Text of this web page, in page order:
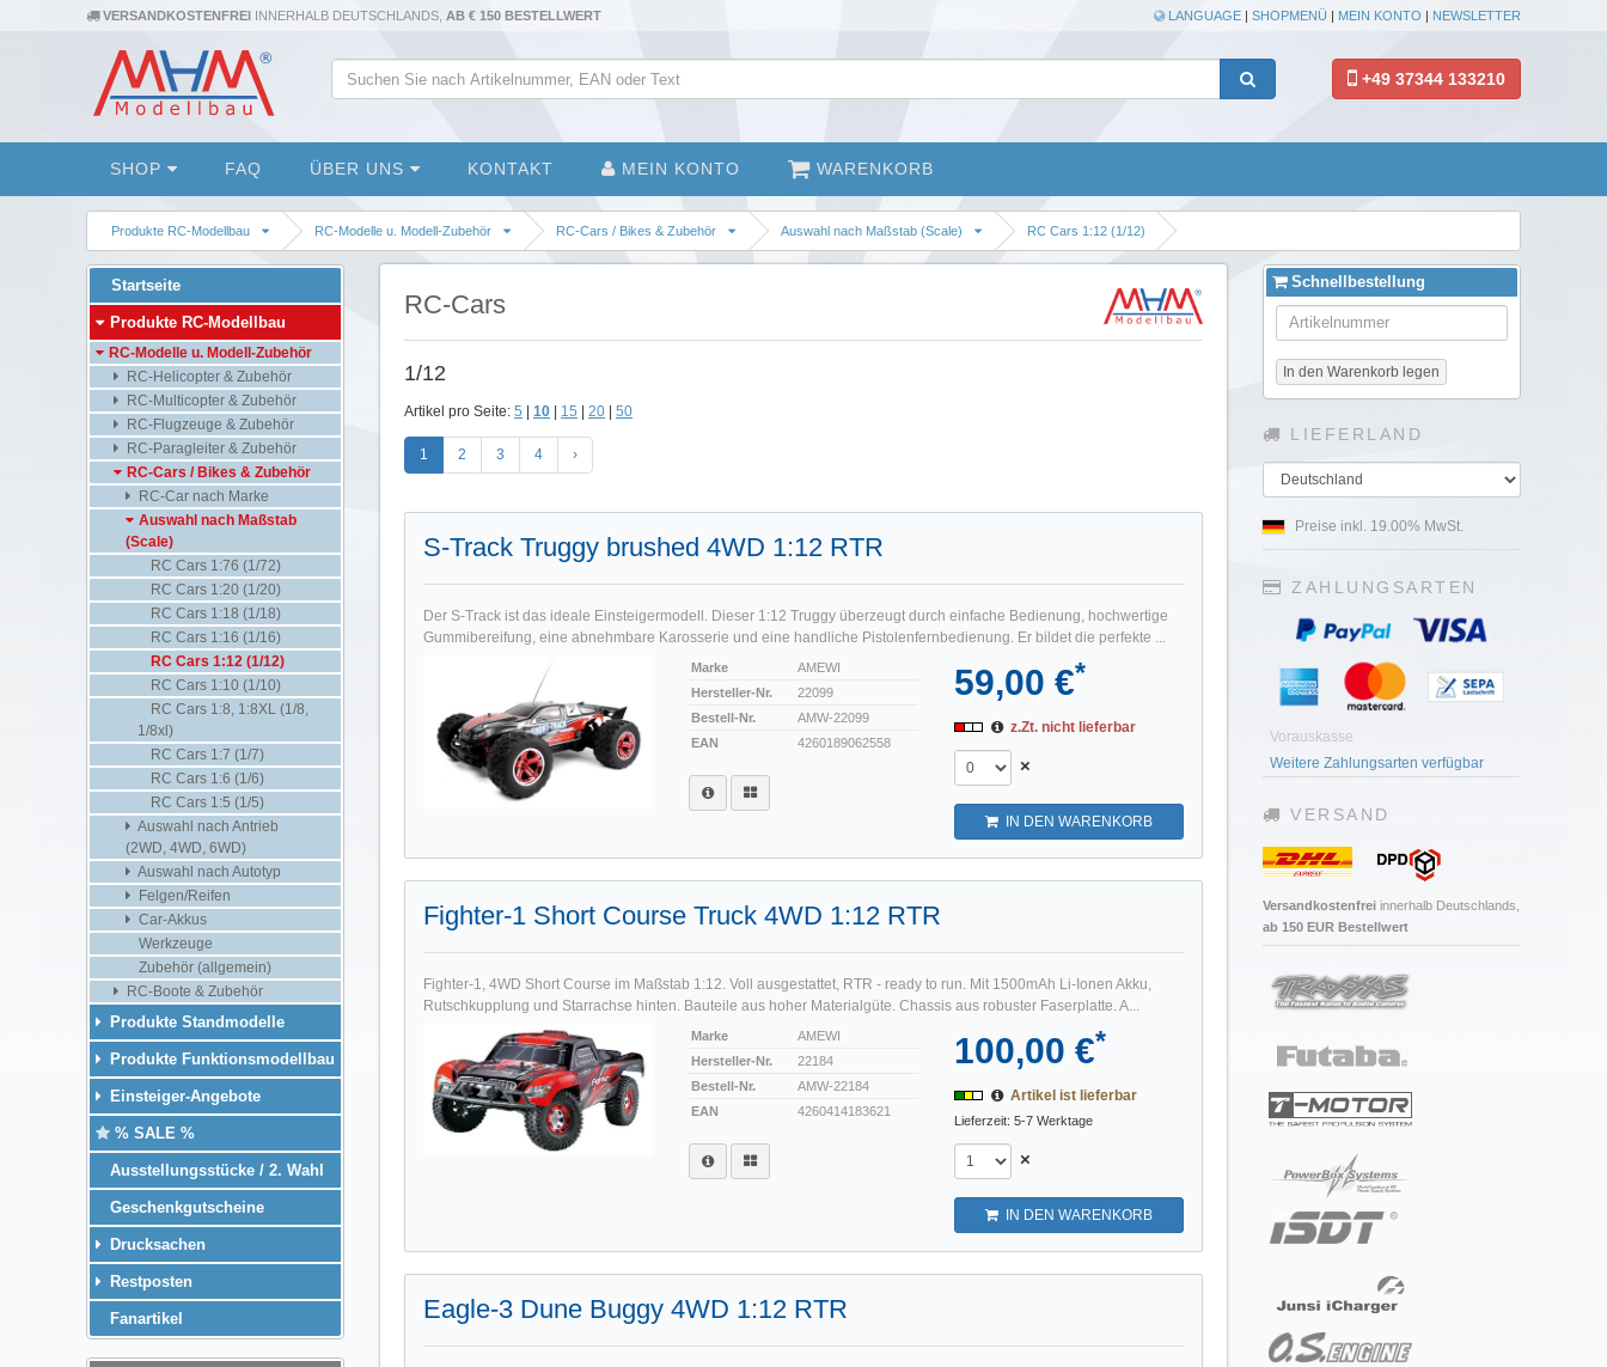
VERSANDKOSTENFREI INNERHALB DEUTSCHLANDS, AB € 150 BESTELLWERT LANGUAGE | SHOPMENÜ | MEIN KONTO | NEWSLETTER
+49 37344 133210
SHOP FAQ ÜBER UNS KONTAKT MEIN KONTO WARENKORB
Produkte RC-Modellbau RC-Modelle u. Modell-Zubehör RC-Cars / Bikes & Zubehör Auswahl nach Maßstab (Scale) RC Cars 1:12 (1/12)
RC-Cars
1/12
Artikel pro Seite: 5 10 15 20 50
1 2 3 4 ›
S-Track Truggy brushed 4WD 1:12 RTR
Der S-Track ist das ideale Einsteigermodell. Dieser 1:12 Truggy überzeugt durch einfache Bedienung, hochwertige
Gummibereifung, eine abnehmbare Karosserie und eine handliche Pistolenfernbedienung. Er bildet die perfekte ...
Marke
AMEWI
Hersteller-Nr.
22099
Bestell-Nr.
AMW-22099
EAN
4260189062558
59,00 €*
z.Zt. nicht lieferbar
×
IN DEN WARENKORB
Fighter-1 Short Course Truck 4WD 1:12 RTR
Fighter-1, 4WD Short Course im Maßstab 1:12. Voll ausgestattet, RTR - ready to run. Mit 1500mAh Li-Ionen Akku,
Rutschkupplung und Starrachse hinten. Bauteile aus hoher Materialgüte. Chassis aus robuster Faserplatte. A...
Marke
AMEWI
Hersteller-Nr.
22184
Bestell-Nr.
AMW-22184
EAN
4260414183621
100,00 €*
Artikel ist lieferbar
Lieferzeit: 5-7 Werktage
×
IN DEN WARENKORB
Eagle-3 Dune Buggy 4WD 1:12 RTR
Startseite
Produkte RC-Modellbau
RC-Modelle u. Modell-Zubehör
RC-Helicopter & Zubehör
RC-Multicopter & Zubehör
RC-Flugzeuge & Zubehör
RC-Paragleiter & Zubehör
RC-Cars / Bikes & Zubehör
RC-Car nach Marke
Auswahl nach Maßstab
(Scale)
RC Cars 1:76 (1/72)
RC Cars 1:20 (1/20)
RC Cars 1:18 (1/18)
RC Cars 1:16 (1/16)
RC Cars 1:12 (1/12)
RC Cars 1:10 (1/10)
RC Cars 1:8, 1:8XL (1/8,
1/8xl)
RC Cars 1:7 (1/7)
RC Cars 1:6 (1/6)
RC Cars 1:5 (1/5)
Auswahl nach Antrieb
(2WD, 4WD, 6WD)
Auswahl nach Autotyp
Felgen/Reifen
Car-Akkus
Werkzeuge
Zubehör (allgemein)
RC-Boote & Zubehör
Produkte Standmodelle
Produkte Funktionsmodellbau
Einsteiger-Angebote
% SALE %
Ausstellungsstücke / 2. Wahl
Geschenkgutscheine
Drucksachen
Restposten
Fanartikel
Schnellbestellung
In den Warenkorb legen
LIEFERLAND
Land
Preise inkl. 19.00% MwSt.
ZAHLUNGSARTEN
Vorauskasse
Weitere Zahlungsarten verfügbar
VERSAND
Versandkostenfrei innerhalb Deutschlands,
ab 150 EUR Bestellwert